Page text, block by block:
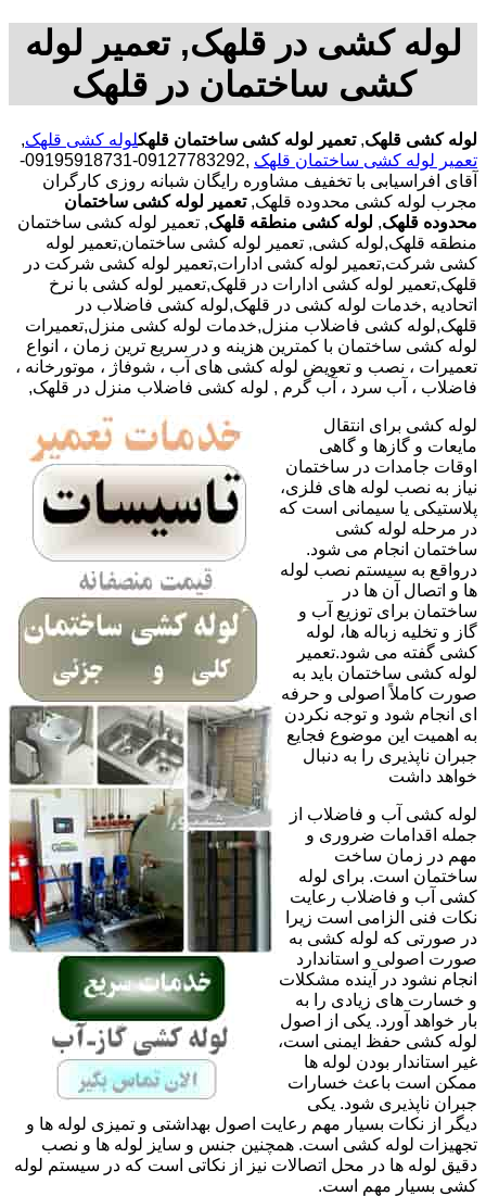
لوله کشی در قلهک, تعمیر لوله
کشی ساختمان در قلهک
لوله کشی قلهک,تعمیر لوله کشی ساختمان قلهکلوله کشی قلهک,
تعمیر لوله کشی ساختمان قلهک
,09127783292-09195918731-
آقای افراسیابی با تخفیف مشاوره رایگان شبانه روزی کارگران
مجرب لوله کشی محدوده قلهک,تعمیر لوله کشی ساختمان
محدوده قلهک, لوله کشی منطقه قلهک, تعمیر لوله کشی ساختمان
منطقه قلهک,لوله کشی, تعمیر لوله کشی ساختمان,تعمیر لوله
کشی شرکت,تعمیر لوله کشی ادارات,تعمیر لوله کشی شرکت در
قلهک,تعمیر لوله کشی ادارات در قلهک,تعمیر لوله کشی با نرخ
اتحادیه ,خدمات لوله کشی در قلهک,لوله کشی فاضلاب در
قلهک,لوله کشی فاضلاب منزل,خدمات لوله کشی منزل,تعمیرات
لوله کشی ساختمان با کمترین هزینه و در سریع ترین زمان ، انواع
تعمیرات ، نصب و تعویض لوله کشی های آب ، شوفاژ ، موتورخانه ،
فاضلاب ، آب سرد ، آب گرم , لوله کشی فاضلاب منزل در قلهک,
لوله کشی برای انتقال
مایعات و گازها و گاهی
اوقات جامدات در ساختمان
نیاز به نصب لوله های فلزی،
پلاستیکی یا سیمانی است که
در مرحله لوله کشی
ساختمان انجام می شود.
درواقع به سیستم نصب لوله
ها و اتصال آن ها در
ساختمان برای توزیع آب و
گاز و تخلیه زباله ها، لوله
کشی گفته می شود.تعمیر
لوله کشی ساختمان باید به
صورت کاملاً اصولی و حرفه
ای انجام شود و توجه نکردن
به اهمیت این موضوع فجایع
جبران ناپذیری را به دنبال
خواهد داشت
لوله کشی آب و فاضلاب از
جمله اقدامات ضروری و
مهم در زمان ساخت
ساختمان است. برای لوله
کشی آب و فاضلاب رعایت
نکات فنی الزامی است زیرا
در صورتی که لوله کشی به
صورت اصولی و استاندارد
انجام نشود در آینده مشکلات
و خسارت های زیادی را به
بار خواهد آورد. یکی از اصول
لوله کشی حفظ ایمنی است،
غیر استاندار بودن لوله ها
ممکن است باعث خسارات
جبران ناپذیری شود. یکی
دیگر از نکات بسیار مهم رعایت اصول بهداشتی و تمیزی لوله ها و
تجهیزات لوله کشی است. همچنین جنس و سایز لوله ها و نصب
دقیق لوله ها در محل اتصالات نیز از نکاتی است که در سیستم لوله
کشی بسیار مهم است.